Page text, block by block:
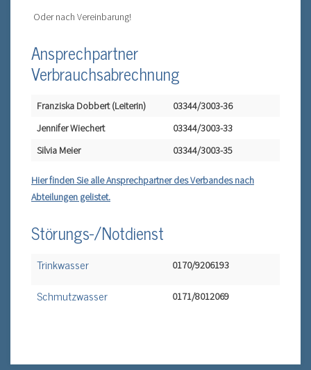
Oder nach Vereinbarung!
Ansprechpartner
Verbrauchsabrechnung
Franziska Dobbert (Leiterin)
03344/3003-36
Jennifer Wiechert
03344/3003-33
Silvia Meier
03344/3003-35
Hier finden Sie alle Ansprechpartner des Verbandes nach
Abteilungen gelistet.
Störungs-/Notdienst
Trinkwasser 0170/9206193
Schmutzwasser 0171/8012069